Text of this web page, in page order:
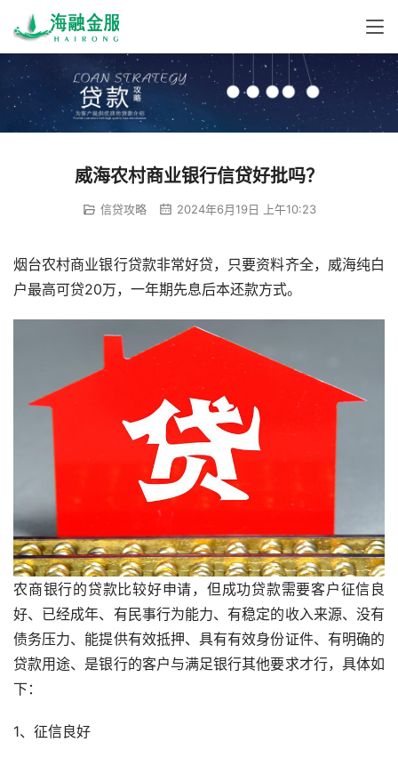
威海农村商业银行信贷好批吗？
信贷攻略 2024年6月19日 上午10:23
烟台农村商业银行贷款非常好贷，只要资料齐全，威海纯白
户最高可贷20万，一年期先息后本还款方式。
农商银行的贷款比较好申请，但成功贷款需要客户征信良
好、已经成年、有民事行为能力、有稳定的收入来源、没有
债务压力、能提供有效抵押、具有有效身份证件、有明确的
贷款用途、是银行的客户与满足银行其他要求才行，具体如
下：
1、征信良好